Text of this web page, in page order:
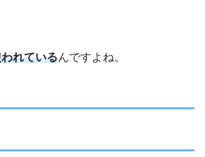
れているんですよね。